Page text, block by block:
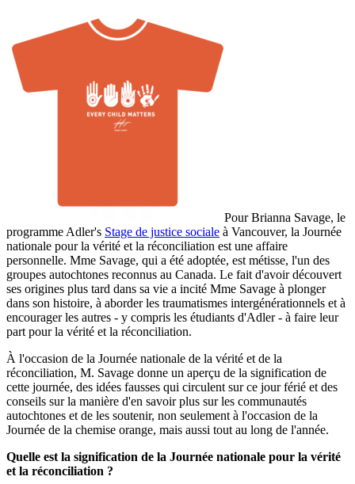
Pour Brianna Savage, le
programme Adler's Stage de justice sociale à Vancouver, la Journée
nationale pour la vérité et la réconciliation est une affaire
personnelle. Mme Savage, qui a été adoptée, est métisse, l'un des
groupes autochtones reconnus au Canada. Le fait d'avoir découvert
ses origines plus tard dans sa vie a incité Mme Savage à plonger
dans son histoire, à aborder les traumatismes intergénérationnels et à
encourager les autres - y compris les étudiants d'Adler - à faire leur
part pour la vérité et la réconciliation.
À l'occasion de la Journée nationale de la vérité et de la
réconciliation, M. Savage donne un aperçu de la signification de
cette journée, des idées fausses qui circulent sur ce jour férié et des
conseils sur la manière d'en savoir plus sur les communautés
autochtones et de les soutenir, non seulement à l'occasion de la
Journée de la chemise orange, mais aussi tout au long de l'année.
Quelle est la signification de la Journée nationale pour la vérité
et la réconciliation ?